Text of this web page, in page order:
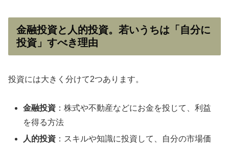
金融投資と人的投資。若いうちは「自分に
投資」すべき理由
投資には大きく分けて2つあります。
金融投資 ：株式や不動産などにお金を投じて、利益
を得る方法
人的投資 ：スキルや知識に投資して、自分の市場価